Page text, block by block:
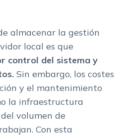
almacenar la gestión
local es que
control del sistema y
Sin embargo, los costes
y el mantenimiento
la infraestructura
volumen de
Con esta